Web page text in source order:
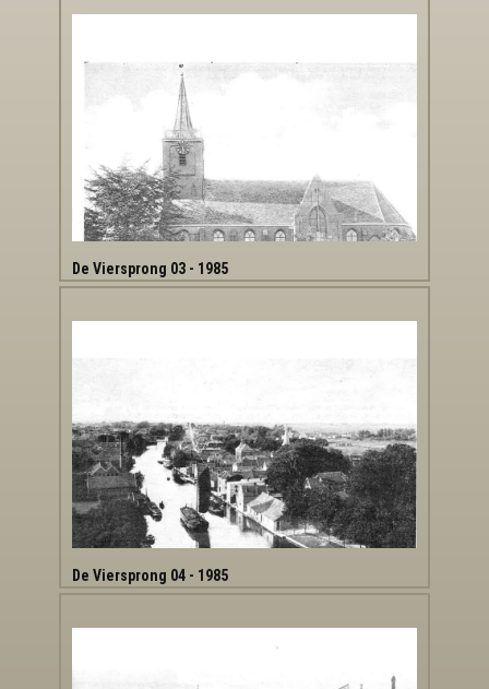
De Viersprong 03 - 1985
De Viersprong 04 - 1985